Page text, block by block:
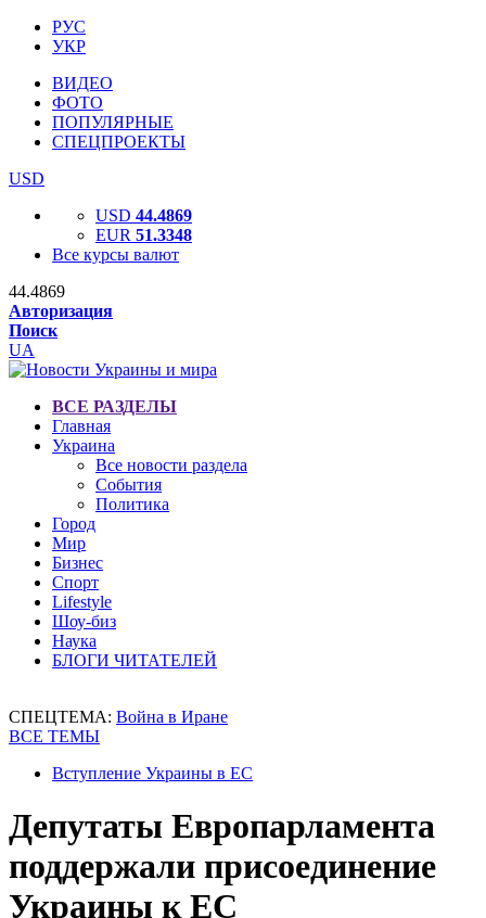
РУС
УКР
ВИДЕО
ФОТО
ПОПУЛЯРНЫЕ
СПЕЦПРОЕКТЫ
USD
USD 44.4869
EUR 51.3348
Все курсы валют
44.4869
Авторизация
Поиск
UA
ВСЕ РАЗДЕЛЫ
Главная
Украина
Все новости раздела
События
Политика
Город
Мир
Бизнес
Спорт
Lifestyle
Шоу-биз
Наука
БЛОГИ ЧИТАТЕЛЕЙ
СПЕЦТЕМА: Война в Иране
ВСЕ ТЕМЫ
Вступление Украины в ЕС
Депутаты Европарламента
поддержали присоединение
Украины к ЕС